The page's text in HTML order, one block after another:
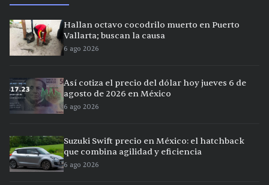
Hallan octavo cocodrilo muerto en Puerto
Vallarta; buscan la causa
6 ago 2026
Así cotiza el precio del dólar hoy jueves 6 de
agosto de 2026 en México
6 ago 2026
Suzuki Swift precio en México: el hatchback
que combina agilidad y eficiencia
6 ago 2026